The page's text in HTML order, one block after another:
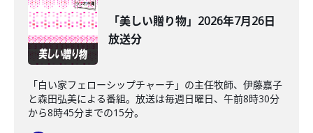
「美しい贈り物」2026年7月26日
放送分
「白い家フェローシップチャーチ」の主任牧師、伊藤嘉子
と森田弘美による番組。放送は毎週日曜日、午前8時30分
から8時45分までの15分。